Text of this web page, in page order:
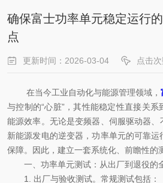
确保富士功率单元稳定运行
点
更新时间：2026-03-04 点击
在当今工业自动化与能源管理领域，
与控制的“心脏”，其性能稳定性直接关
能源效率。无论是变频器、伺服驱动器、
新能源发电的逆变器，功率单元的可靠
保障。因此，建立一套系统化、前瞻性的
一、功率单元测试：从出厂到退役的
1. 出厂与验收测试。常规测试包括：